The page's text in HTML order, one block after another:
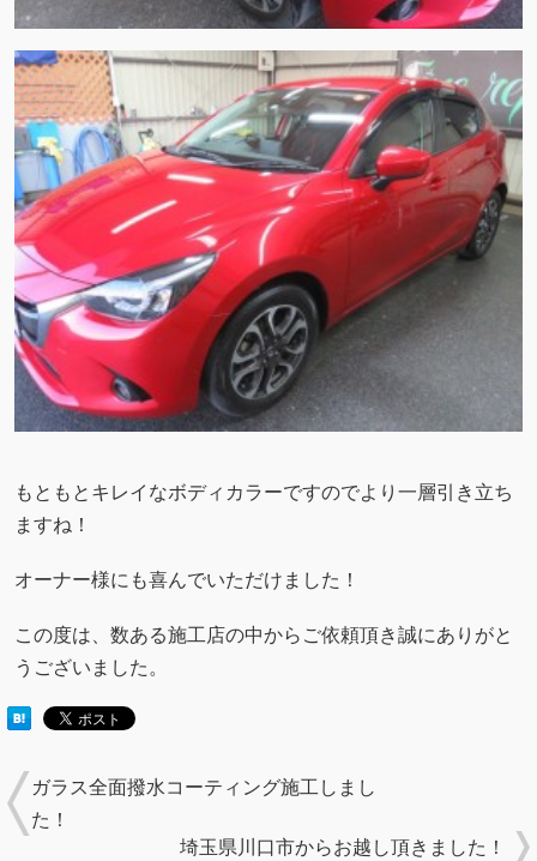
もともとキレイなボディカラーですのでより一層引き立ち
ますね！
オーナー様にも喜んでいただけました！
この度は、数ある施工店の中からご依頼頂き誠にありがと
うございました。
ガラス全面撥水コーティング施工しまし
た！
埼玉県川口市からお越し頂きました！